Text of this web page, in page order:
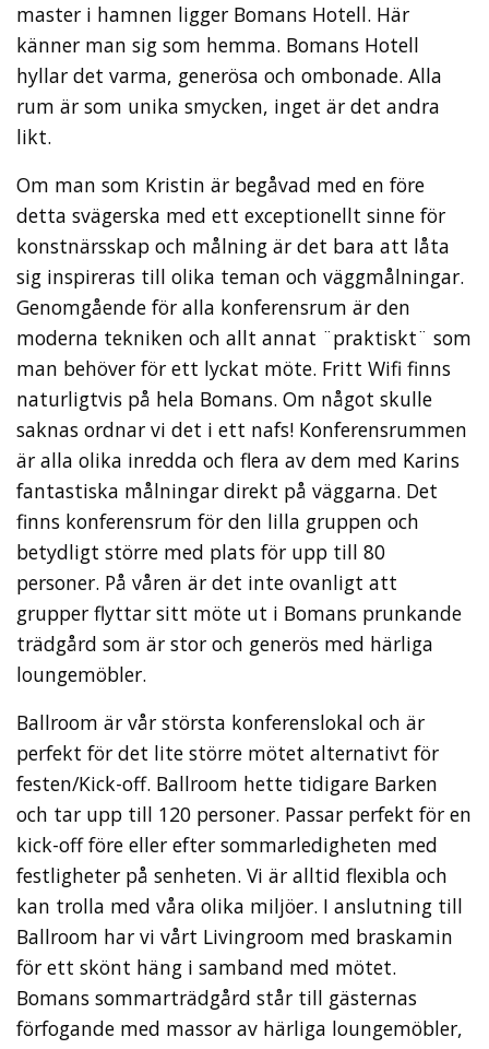
master i hamnen ligger Bomans Hotell. Här
känner man sig som hemma. Bomans Hotell
hyllar det varma, generösa och ombonade. Alla
rum är som unika smycken, inget är det andra
likt.
Om man som Kristin är begåvad med en före
detta svägerska med ett exceptionellt sinne för
konstnärsskap och målning är det bara att låta
sig inspireras till olika teman och väggmålningar.
Genomgående för alla konferensrum är den
moderna tekniken och allt annat ¨praktiskt¨ som
man behöver för ett lyckat möte. Fritt Wifi finns
naturligtvis på hela Bomans. Om något skulle
saknas ordnar vi det i ett nafs! Konferensrummen
är alla olika inredda och flera av dem med Karins
fantastiska målningar direkt på väggarna. Det
finns konferensrum för den lilla gruppen och
betydligt större med plats för upp till 80
personer. På våren är det inte ovanligt att
grupper flyttar sitt möte ut i Bomans prunkande
trädgård som är stor och generös med härliga
loungemöbler.
Ballroom är vår största konferenslokal och är
perfekt för det lite större mötet alternativt för
festen/Kick-off. Ballroom hette tidigare Barken
och tar upp till 120 personer. Passar perfekt för en
kick-off före eller efter sommarledigheten med
festligheter på senheten. Vi är alltid flexibla och
kan trolla med våra olika miljöer. I anslutning till
Ballroom har vi vårt Livingroom med braskamin
för ett skönt häng i samband med mötet.
Bomans sommarträdgård står till gästernas
förfogande med massor av härliga loungemöbler,